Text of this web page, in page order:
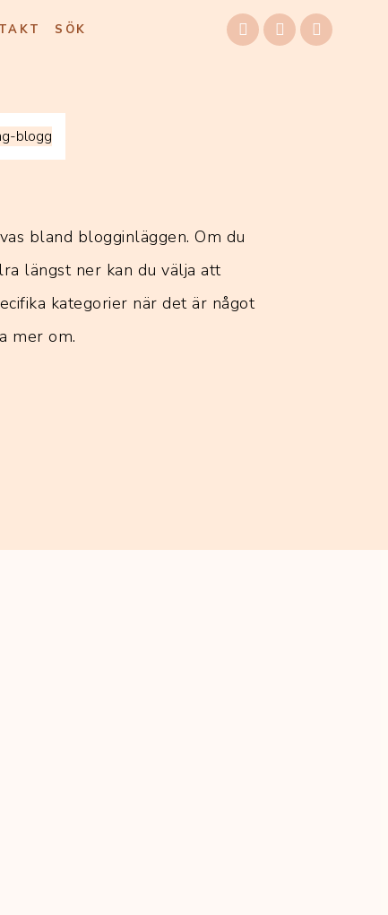
SÖK
bland blogginläggen. Om du
längst ner kan du välja att
kategorier när det är något
mer om.